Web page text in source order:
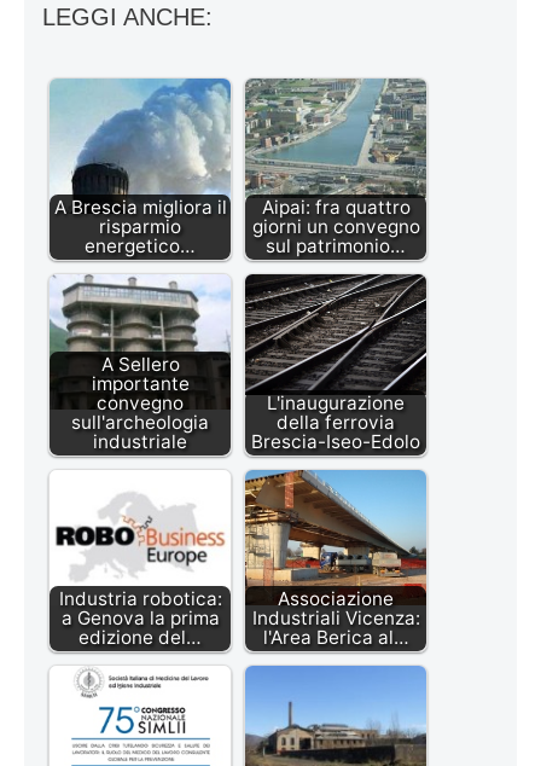
LEGGI ANCHE:
A Brescia migliora il
risparmio
energetico…
Aipai: fra quattro
giorni un convegno
sul patrimonio…
A Sellero
importante
convegno
sull'archeologia
industriale
L'inaugurazione
della ferrovia
Brescia-Iseo-Edolo
Industria robotica:
a Genova la prima
edizione del…
Associazione
Industriali Vicenza:
l'Area Berica al…